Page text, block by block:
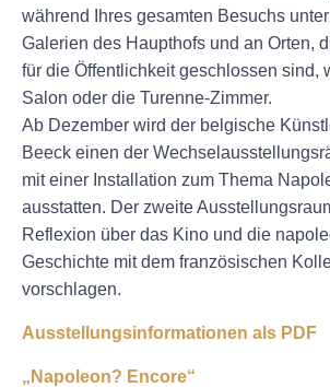
während Ihres gesamten Besuchs
Galerien des Haupthofs und an Orten,
für die Öffentlichkeit geschlossen sind,
Salon oder die Turenne-Zimmer.
Ab Dezember wird der belgische
Beeck einen der
mit einer Installation zum Thema
ausstatten. Der zweite
Reflexion über das Kino und die
Geschichte mit dem französischen
vorschlagen.
Ausstellungsinformationen als PDF
„Napoleon? Encore“